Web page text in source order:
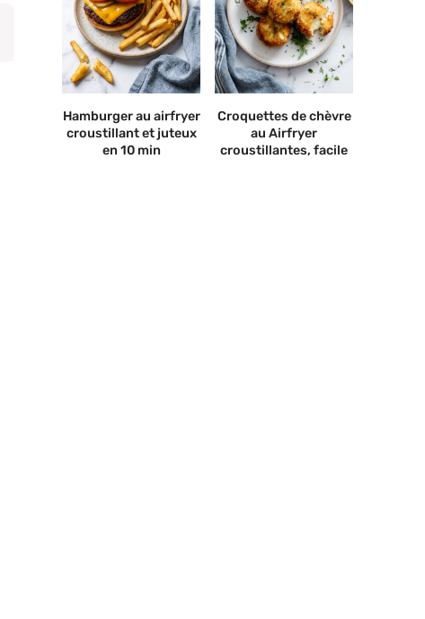
Hamburger au airfryer
croustillant et juteux
en 10 min
Croquettes de chèvre
au Airfryer
croustillantes, facile